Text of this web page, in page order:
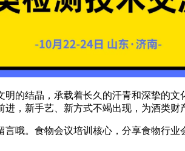
结晶，承载着长久的汗青和深挚的文
进，新手艺、新方式不竭出现，为酒类财
。食物会议培训核心，分享食物行业